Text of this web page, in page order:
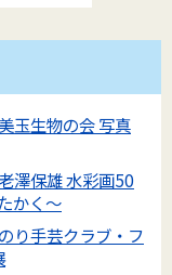
玉生物の会 写真
澤保雄 水彩画50
かく～
り手芸クラブ・フ